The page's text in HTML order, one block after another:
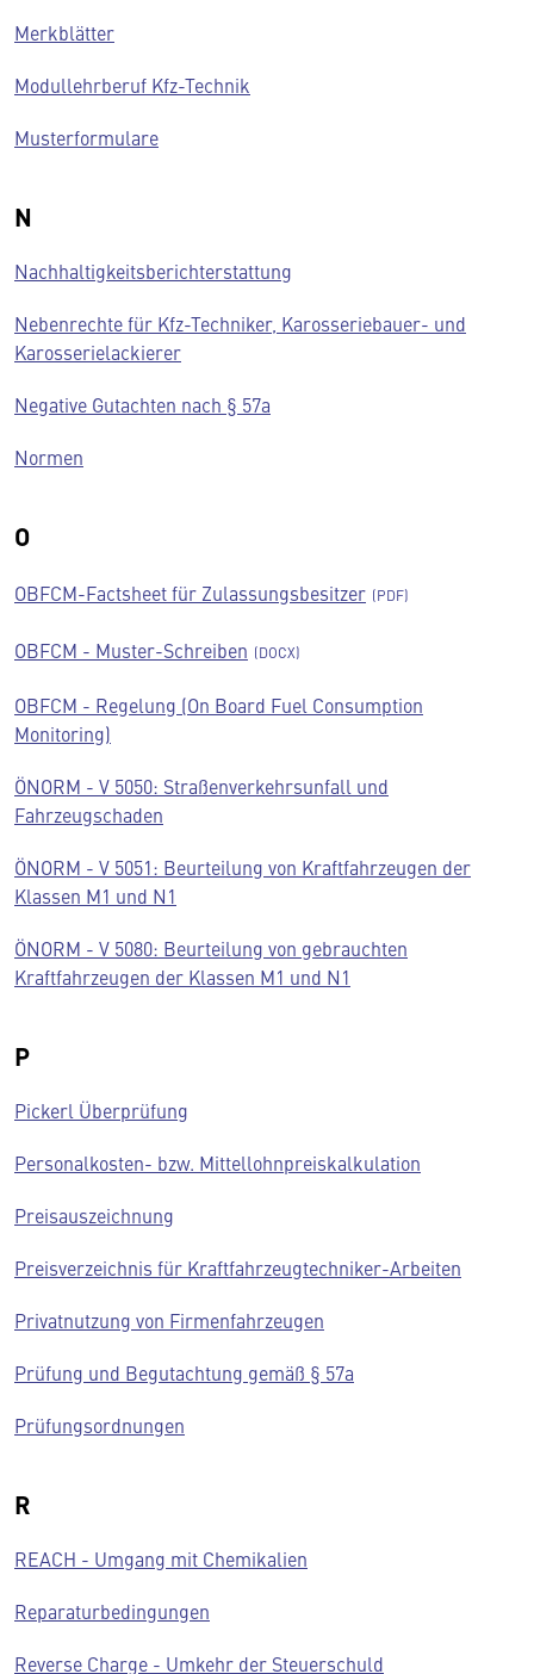
Merkblätter
Modullehrberuf Kfz-Technik
Musterformulare
N
Nachhaltigkeitsberichterstattung
Nebenrechte für Kfz-Techniker, Karosseriebauer- und
Karosserielackierer
Negative Gutachten nach § 57a
Normen
O
OBFCM-Factsheet für Zulassungsbesitzer
OBFCM - Muster-Schreiben
OBFCM - Regelung (On Board Fuel Consumption
Monitoring)
ÖNORM - V 5050: Straßenverkehrsunfall und
Fahrzeugschaden
ÖNORM - V 5051: Beurteilung von Kraftfahrzeugen der
Klassen M1 und N1
ÖNORM - V 5080: Beurteilung von gebrauchten
Kraftfahrzeugen der Klassen M1 und N1
P
Pickerl Überprüfung
Personalkosten- bzw. Mittellohnpreiskalkulation
Preisauszeichnung
Preisverzeichnis für Kraftfahrzeugtechniker-Arbeiten
Privatnutzung von Firmenfahrzeugen
Prüfung und Begutachtung gemäß § 57a
Prüfungsordnungen
R
REACH - Umgang mit Chemikalien
Reparaturbedingungen
Reverse Charge - Umkehr der Steuerschuld